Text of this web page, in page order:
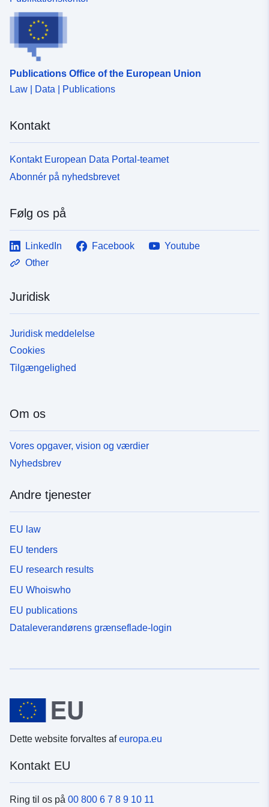
ressource:
Identifikatorer:
120066022-wxs-af2c8e06-
uriRef:
120066022-srv-6006e06e-0088-
4ba7-a06b-83c870a88048
Publications Office of the European Union
Law | Data | Publications
Kontakt
Kontakt European Data Portal-teamet
Abonnér på nyhedsbrevet
Følg os på
LinkedIn Facebook
Youtube
Other
Juridisk
Juridisk meddelelse
Cookies
Tilgængelighed
Om os
Vores opgaver, vision og værdier
Nyhedsbrev
Andre tjenester
EU law
EU tenders
EU research results
EU Whoiswho
EU publications
Dataleverandørens grænseflade-login
Dette website forvaltes afeuropa.eu
Kontakt EU
Ring til os på 00 800 6 7 8 9 10 11